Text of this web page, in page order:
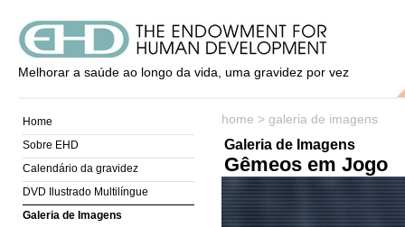
Melhorar a saúde ao longo da vida, uma gravidez por vez
Home
Sobre EHD
Calendário da gravidez
DVD Ilustrado Multilíngue
Galeria de Imagens
home > galeria de imagens
Galeria de Imagens
Gêmeos em Jogo